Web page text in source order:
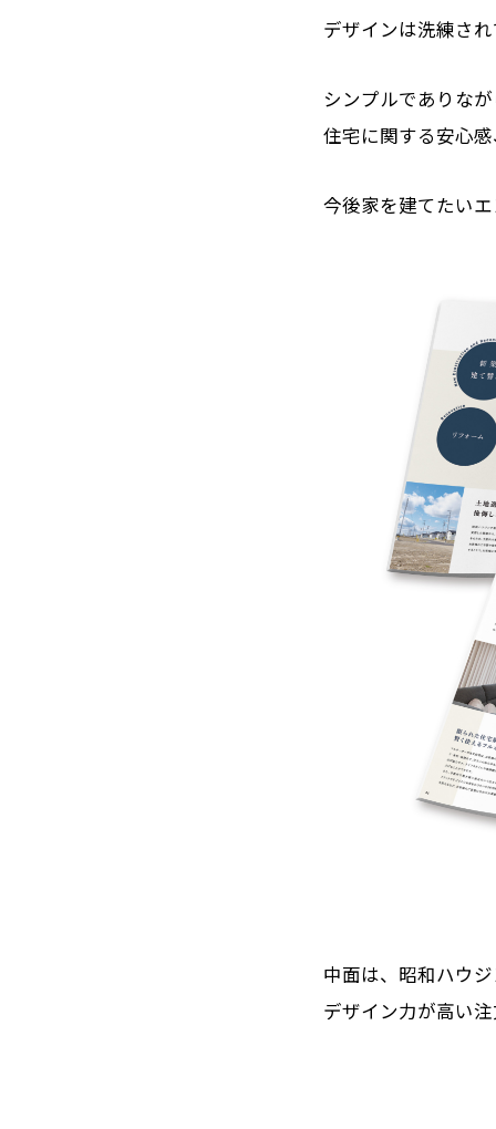
デザインは洗練さ
シンプルでありな
住宅に関する安心
今後家を建てたい
中面は、昭和ハウ
デザイン力が高い